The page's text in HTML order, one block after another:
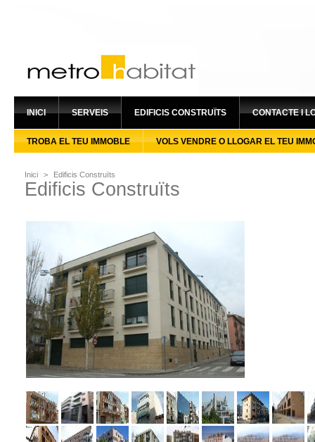
INICI SERVEIS EDIFICIS CONSTRUÏTS CONTACTE I
TROBA EL TEU IMMOBLE VOLS VENDRE O LLOGAR EL TEU
Inici > Edificis Construïts
Edificis Construïts